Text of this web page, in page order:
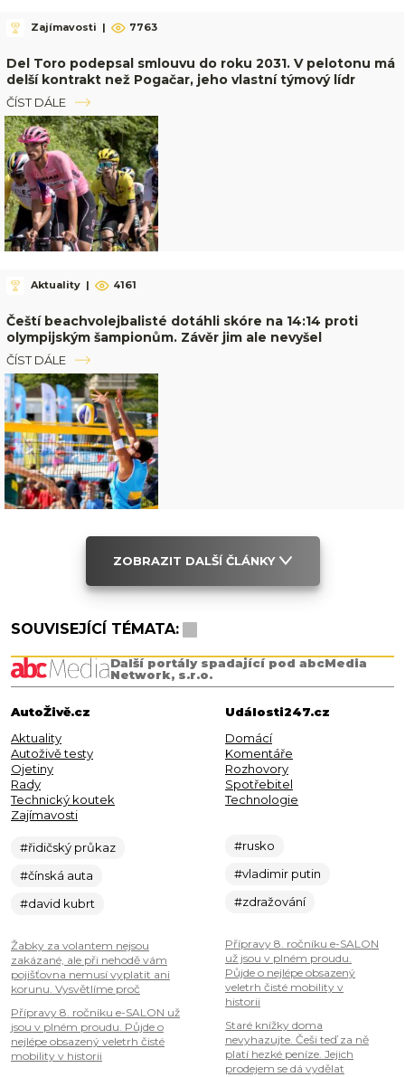
Zajímavosti | 7763
Del Toro podepsal smlouvu do roku 2031. V pelotonu má
delší kontrakt než Pogačar, jeho vlastní týmový lídr
ČÍST DÁLE
Aktuality | 4161
Čeští beachvolejbalisté dotáhli skóre na 14:14 proti
olympijským šampionům. Závěr jim ale nevyšel
ČÍST DÁLE
ZOBRAZIT DALŠÍ ČLÁNKY
SOUVISEJÍCÍ TÉMATA:
Další portály spadající pod abcMedia
Network, s.r.o.
AutoŽivě.cz
Aktuality
Autoživě testy
Ojetiny
Rady
Technický koutek
Zajímavosti
#řidičský průkaz
#čínská auta
#david kubrt
Žabky za volantem nejsou
zakázané, ale při nehodě vám
pojišťovna nemusí vyplatit ani
korunu. Vysvětlíme proč
Přípravy 8. ročníku e-SALON už
jsou v plném proudu. Půjde o
nejlépe obsazený veletrh čisté
mobility v historii
Události247.cz
Domácí
Komentáře
Rozhovory
Spotřebitel
Technologie
#rusko
#vladimir putin
#zdražování
Přípravy 8. ročníku e-SALON
už jsou v plném proudu.
Půjde o nejlépe obsazený
veletrh čisté mobility v
historii
Staré knížky doma
nevyhazujte. Češi teď za ně
platí hezké peníze. Jejich
prodejem se dá vydělat